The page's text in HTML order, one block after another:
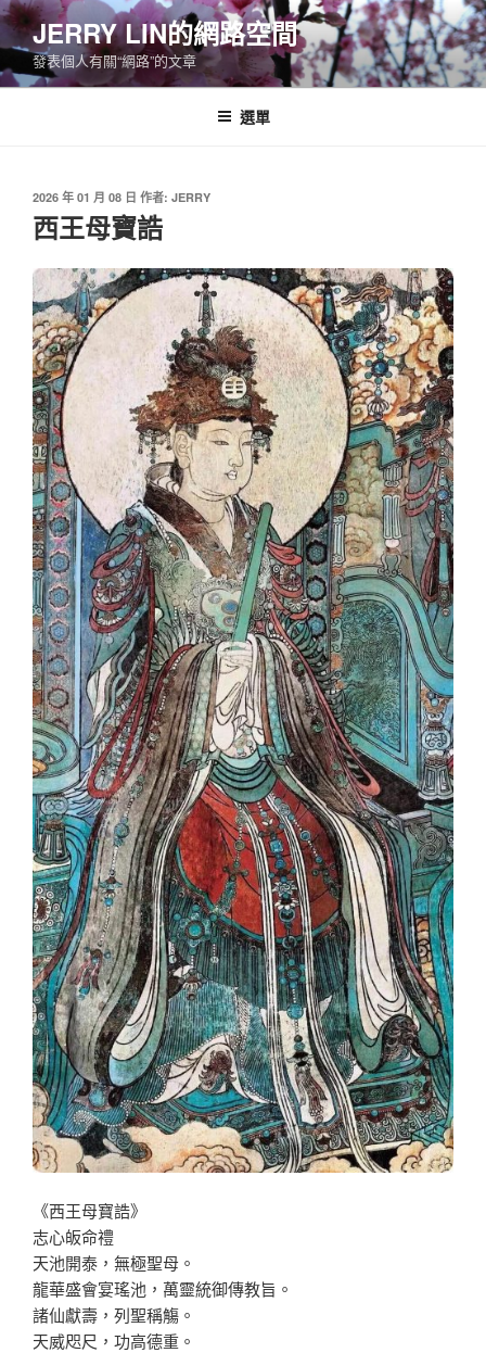
跳
至
主
要
JERRY LIN的網路空間
發表個人有關“網路”的文章
選單
發
佈
於
2026 年 01 月 08 日 作者: JERRY
西王母寶誥
《西王母寶誥》
志心皈命禮
天池開泰，無極聖母。
龍華盛會宴瑤池，萬靈統御傳教旨。
諸仙獻壽，列聖稱觴。
天威咫尺，功高德重。